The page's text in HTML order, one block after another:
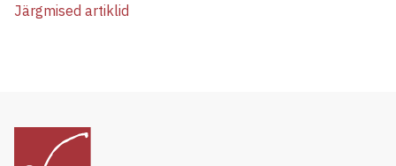
Järgmised artiklid